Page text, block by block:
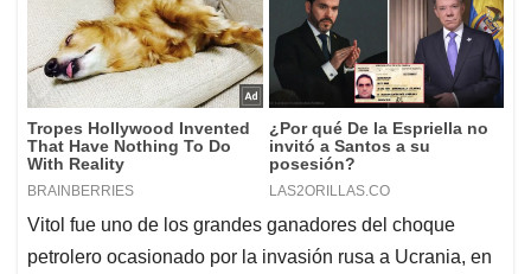
Vitol fue uno de los grandes ganadores del choque
petrolero ocasionado por la invasión rusa a Ucrania, en